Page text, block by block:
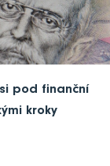
pod finanční
kroky